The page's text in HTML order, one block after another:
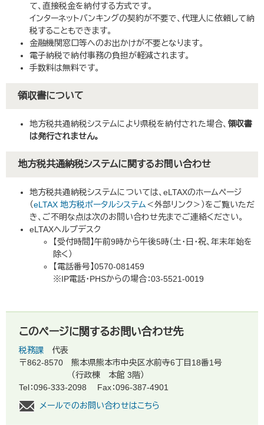
て、直接税金を納付する方式です。
インターネットバンキングの契約が不要で、代理人に依頼して納
税することもできます。
金融機関窓口等へのお出かけが不要となります。
電子納税で納付事務の負担が軽減されます。
手数料は無料です。
領収書について
地方税共通納税システムにより県税を納付された場合、 領収書
は発行されません。
地方税共通納税システムに関するお問い合わせ
地方税共通納税システムについては、eLTAXのホームページ
（eLTAX 地方税ポータルシステム＜外部リンク＞ ）をご覧いただ
き、ご不明な点は次のお問い合わせ先までご連絡ください。
eLTAXヘルプデスク
【受付時間】午前9時から午後5時（土・日・祝、年末年始を
除く）
【電話番号】0570-081459
※IP電話・PHSからの場合：03-5521-0019
このページに関するお問い合わせ先
税務課
代表
〒862-8570
熊本県熊本市中央区水前寺6丁目18番1号
（行政棟 本館 3階）
Tel：096-333-2098
Fax：096-387-4901
メールでのお問い合わせはこちら